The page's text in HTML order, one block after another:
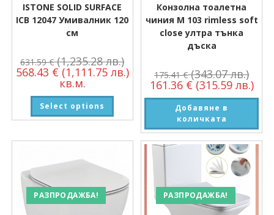
ISTONE SOLID SURFACE
ICB 12047 Умивалник 120
см
631.59€ (1,235.28 лв.)
568.43 € (1,111.75 лв.)
кв.м.
Select options
Конзолна тоалетна
чиния М 103 rimless soft
close ултра тънка
дъска
175.41€ (343.07 лв.)
161.36 € (315.59 лв.)
Добавяне в
количката
РАЗПРОДАЖБА! РАЗПРОДАЖБА!